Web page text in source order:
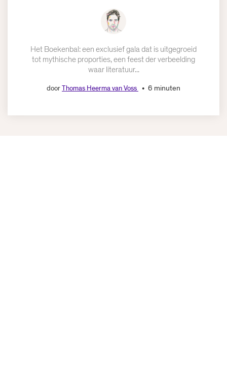
Het Boekenbal: een exclusief gala dat is uitgegroeid
tot mythische proporties, een feest der verbeelding
waar literatuur...
doorThomas Heerma van Voss 6 minuten